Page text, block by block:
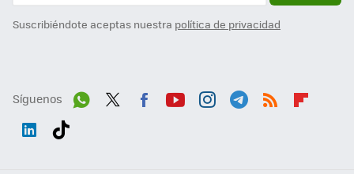
Suscribiéndote aceptas nuestra política de privacidad
Síguenos